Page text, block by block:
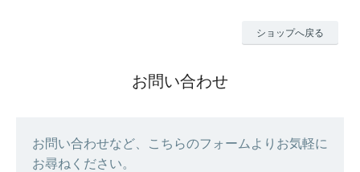
ショップへ戻る
お問い合わせ
お問い合わせなど、こちらのフォームよりお気軽に
お尋ねください。